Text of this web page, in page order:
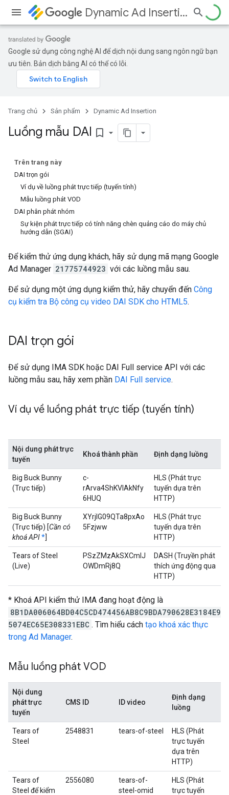
Dynamic Ad Insertion
Google sử dụng công nghệ AI để dịch nội dung sang ngôn ngữ bạn
ưu tiên. Bản dịch bằng AI có thể có lỗi.
Trang chủ Sản phẩm Dynamic Ad Insertion
Luồng mẫu DAI bookmark_border
Trên trang này
DAI trọn gói
Ví dụ về luồng phát trực tiếp (tuyến tính)
Mẫu luồng phát VOD
DAI phân phát nhóm
Sự kiện phát trực tiếp có tính năng chèn quảng cáo do máy chủ
hướng dẫn (SGAI)
Để kiểm thử ứng dụng khách, hãy sử dụng mã mạng Google
Ad Manager 21775744923 với các luồng mẫu sau.
Để sử dụng một ứng dụng kiểm thử, hãy chuyển đến Công
cụ kiểm tra Bộ công cụ video DAI SDK cho HTML5.
DAI trọn gói
Để sử dụng IMA SDK hoặc DAI Full service API với các
luồng mẫu sau, hãy xem phần DAI Full service.
Ví dụ về luồng phát trực tiếp (tuyến tính)
Nội dung phát trực
tuyến
Khoá thành phần Định dạng luồng
Big Buck Bunny
(Trực tiếp)
c-
rArva4ShKVIAkNfy
6HUQ
HLS (Phát trực
tuyến dựa trên
HTTP)
Big Buck Bunny
(Trực tiếp) [Cần có
khoá API*]
XYrjlG09QTa8pxAo
5Fzjww
HLS (Phát trực
tuyến dựa trên
HTTP)
Tears of Steel
(Live)
PSzZMzAkSXCmlJ
OWDmRj8Q
DASH (Truyền phát
thích ứng động qua
HTTP)
* Khoá API kiểm thử IMA đang hoạt động là
8B1DA006064BD04C5CD474456AB8C9BDA790628E3184E9
5074EC65E308331EBC . Tìm hiểu cách tạo khoá xác thực
trong Ad Manager.
Mẫu luồng phát VOD
Nội dung
phát trực
tuyến
CMS ID ID video
Định dạng
luồng
Tears of
Steel
2548831 tears-of-steel
HLS (Phát
trực tuyến
dựa trên
HTTP)
Tears of
Steel để kiểm
2556080
tears-of-
steel-omid
HLS (Phát
trực tuyến